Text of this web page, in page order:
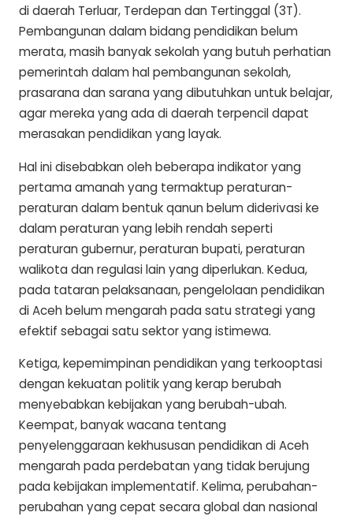
di daerah Terluar, Terdepan dan Tertinggal (3T).
Pembangunan dalam bidang pendidikan belum
merata, masih banyak sekolah yang butuh perhatian
pemerintah dalam hal pembangunan sekolah,
prasarana dan sarana yang dibutuhkan untuk belajar,
agar mereka yang ada di daerah terpencil dapat
merasakan pendidikan yang layak.
Hal ini disebabkan oleh beberapa indikator yang
pertama amanah yang termaktup peraturan-
peraturan dalam bentuk qanun belum diderivasi ke
dalam peraturan yang lebih rendah seperti
peraturan gubernur, peraturan bupati, peraturan
walikota dan regulasi lain yang diperlukan. Kedua,
pada tataran pelaksanaan, pengelolaan pendidikan
di Aceh belum mengarah pada satu strategi yang
efektif sebagai satu sektor yang istimewa.
Ketiga, kepemimpinan pendidikan yang terkooptasi
dengan kekuatan politik yang kerap berubah
menyebabkan kebijakan yang berubah-ubah.
Keempat, banyak wacana tentang
penyelenggaraan kekhususan pendidikan di Aceh
mengarah pada perdebatan yang tidak berujung
pada kebijakan implementatif. Kelima, perubahan-
perubahan yang cepat secara global dan nasional